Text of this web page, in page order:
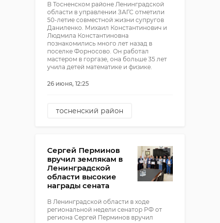
В Тосненском районе Ленинградской
области в управлении ЗАГС отметили
50-летие совместной жизни супругов
Даниленко. Михаил Константинович и
Людмила Константиновна
познакомились много лет назад в
поселке Форносово. Он работал
мастером в горгазе, она больше 35 лет
учила детей математике и физике.
26 июня, 12:25
тосненский район
Сергей Перминов
вручил землякам в
Ленинградской
области высокие
награды сената
В Ленинградской области в ходе
региональной недели сенатор РФ от
региона Сергей Перминов вручил